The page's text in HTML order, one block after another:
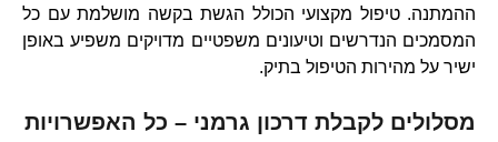
ההמתנה. טיפול מקצועי הכולל הגשת בקשה מושלמת עם כל
המסמכים הנדרשים וטיעונים משפטיים מדויקים משפיע באופן
ישיר על מהירות הטיפול בתיק.
מסלולים לקבלת דרכון גרמני – כל האפשרויות